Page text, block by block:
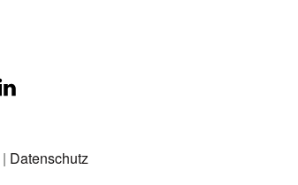
| Datenschutz